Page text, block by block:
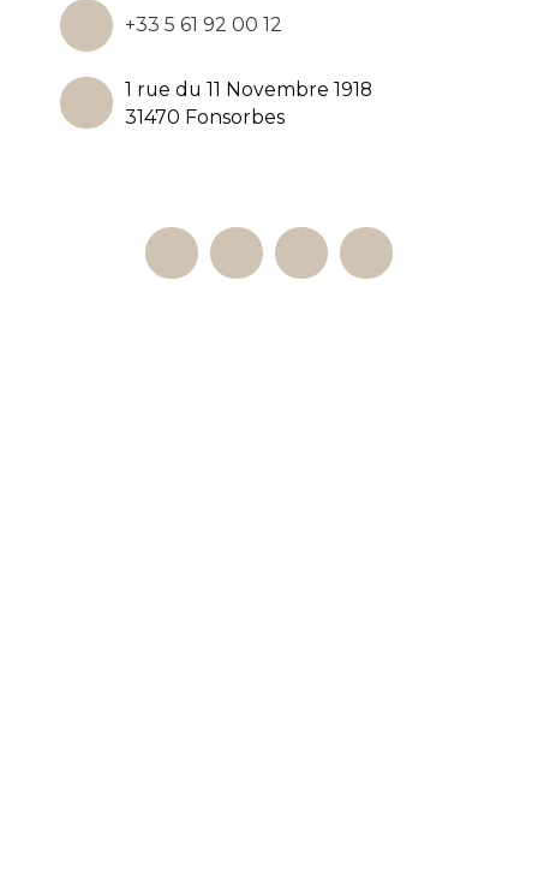
+33 5 61 92 00 12
1 rue du 11 Novembre 1918
31470 Fonsorbes